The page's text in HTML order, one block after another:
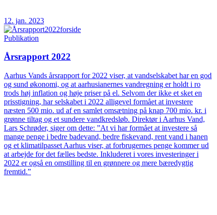
12. jan. 2023
Publikation
Årsrapport 2022
Aarhus Vands årsrapport for 2022 viser, at vandselskabet har en god
og sund økonomi, og at aarhusianernes vandregning er holdt i ro
trods høj inflation og høje priser på el. Selvom der ikke et sket en
prisstigning, har selskabet i 2022 alligevel formået at investere
næsten 500 mio. ud af en samlet omsætning på knap 700 mio. kr. i
grønne tiltag og et sundere vandkredsløb. Direktør i Aarhus Vand,
Lars Schrøder, siger om dette: ”At vi har formået at investere så
mange penge i bedre badevand, bedre fiskevand, rent vand i hanen
og et klimatilpasset Aarhus viser, at forbrugernes penge kommer ud
at arbejde for det fælles bedste. Inkluderet i vores investeringer i
2022 er også en omstilling til en grønnere og mere bæredygtig
fremtid.”